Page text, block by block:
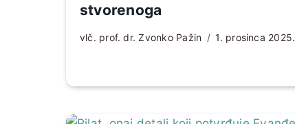
stvorenoga
vlč. prof. dr. Zvonko Pažin 1. prosinca 2025.